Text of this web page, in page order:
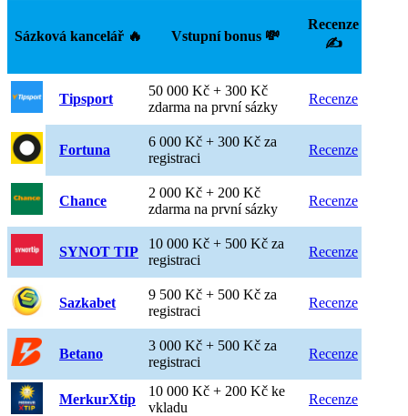
Sázková kancelář 🔥 Vstupní bonus 💸
Recenze
✍️
Tipsport
50 000 Kč + 300 Kč
zdarma na první sázky
Recenze
Fortuna
6 000 Kč + 300 Kč za
registraci
Recenze
Chance
2 000 Kč + 200 Kč
zdarma na první sázky
Recenze
SYNOT TIP
10 000 Kč + 500 Kč za
registraci
Recenze
Sazkabet
9 500 Kč + 500 Kč za
registraci
Recenze
Betano
3 000 Kč + 500 Kč za
registraci
Recenze
MerkurXtip
10 000 Kč + 200 Kč ke
vkladu
Recenze